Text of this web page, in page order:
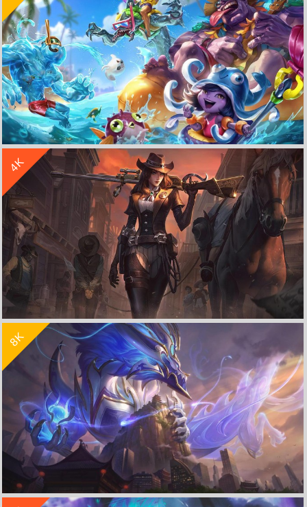
lol英雄联盟 泳池派对 蒙多 扎克 德莱文 璐璐8k游戏壁纸
4K
英雄联盟lol皮城女警 荒野治安官 凯特琳4k游戏壁纸
立 即 下 载
收 藏
8K
立 即 下 载
收 藏
立 即 下 载
收 藏